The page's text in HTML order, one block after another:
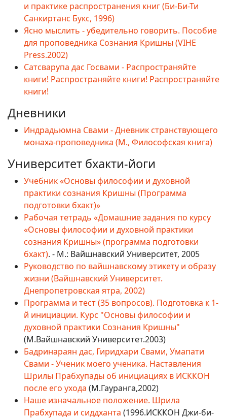
и практике распространения книг (Би-Би-Ти
Санкиртанс Букс, 1996)
Ясно мыслить - убедительно говорить. Пособие
для проповедника Сознания Кришны (VIHE
Press.2002)
Сатсварупа дас Госвами - Распространяйте
книги! Распространяйте книги! Распространяйте
книги!
Дневники
Индрадьюмна Свами - Дневник странствующего
монаха-проповедника (М., Философская книга)
Университет бхакти-йоги
Учебник «Основы философии и духовной
практики сознания Кришны (Программа
подготовки бхакт)»
Рабочая тетрадь «Домашние задания по курсу
«Основы философии и духовной практики
сознания Кришны» (программа подготовки
бхакт). - М.: Вайшнавский Университет, 2005
Руководство по вайшнавскому этикету и образу
жизни (Вайшнавский Университет.
Днепропетровская ятра, 2002)
Программа и тест (35 вопросов). Подготовка к 1-
й инициации. Курс "Основы философии и
духовной практики Сознания Кришны"
(М.Вайшнавский Университет.2003)
Бадринараян дас, Гиридхари Свами, Умапати
Свами - Ученик моего ученика. Наставления
Шрилы Прабхупады об инициациях в ИСККОН
после его ухода (М.Гауранга,2002)
Наше изначальное положение. Шрила
Прабхупада и сиддханта (1996.ИСККОН Джи-би-